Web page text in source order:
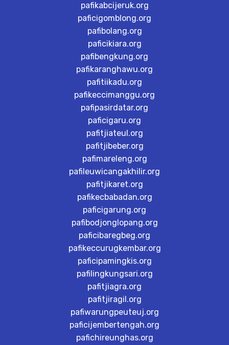
pafikabcijeruk.org
paficigomblong.org
pafibolang.org
paficikiara.org
pafibengkung.org
pafikaranghawu.org
pafitiikadu.org
pafikeccimanggu.org
pafipasirdatar.org
paficigaru.org
pafitjiateul.org
pafitjibeber.org
pafimareleng.org
pafileuwicangakhilir.org
pafitjikaret.org
pafikecbabadan.org
paficigarung.org
pafibodjonglopang.org
paficibaregbeg.org
pafikeccurugkembar.org
paficipamingkis.org
pafilingkungsari.org
pafitjiagra.org
pafitjiragil.org
pafiwarungpeuteuj.org
paficijembertengah.org
pafichireunghas.org